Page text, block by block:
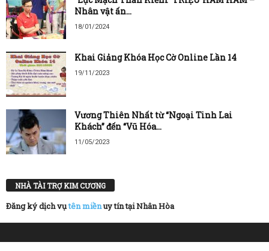
Nhân vật ấn...
18/01/2024
Khai Giảng Khóa Học Cờ Online Lần 14
19/11/2023
Vương Thiên Nhất từ “Ngoại Tinh Lai
Khách” đến “Vũ Hóa...
11/05/2023
NHÀ TÀI TRỢ KIM CƯƠNG
Đăng ký dịch vụtên miềnuy tín tại Nhân Hòa